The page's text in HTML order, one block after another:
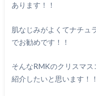
あります！！
肌なじみがよくてナチュ
でお勧めです！！
そんなRMKのクリスマ
紹介したいと思います！！